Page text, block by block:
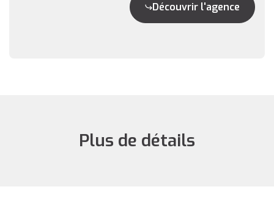
Découvrir l'agence
Plus de détails